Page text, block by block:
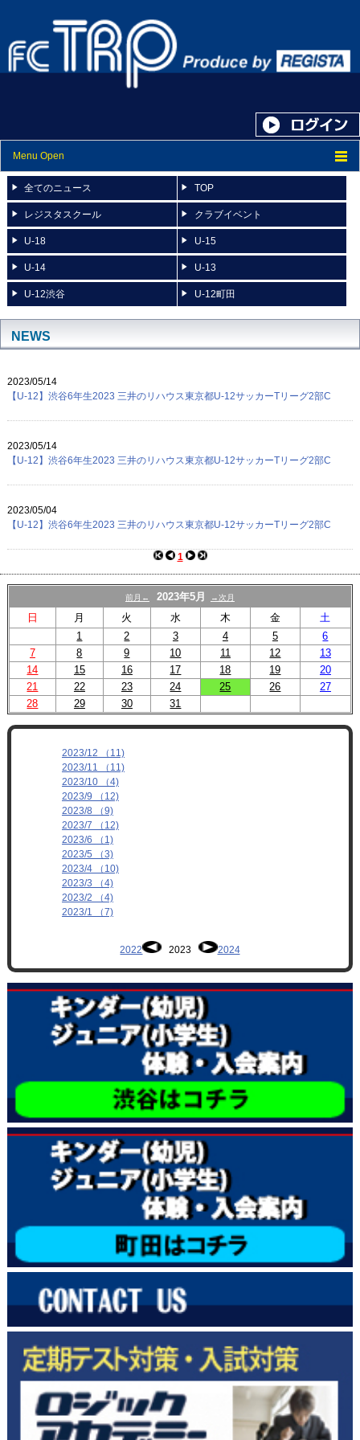
Menu Open
トップ
ニュース
スケジュール
スタッフ紹介
リンク
全てのニュース TOP
レジスタスクール クラブイベント
U-18 U-15
U-14 U-13
U-12渋谷 U-12町田
NEWS
2023/05/14
【U-12】渋谷6年生2023 三井のリハウス東京都U-12サッカーTリーグ2部C
2023/05/14
【U-12】渋谷6年生2023 三井のリハウス東京都U-12サッカーTリーグ2部C
2023/05/04
【U-12】渋谷6年生2023 三井のリハウス東京都U-12サッカーTリーグ2部C
1
前月← 2023年5月 →次月
日 月 火 水 木 金
土
1
2 3 4 5
6
7
8 9 10 11 12
13
14
15 16 17 18 19
20
21
22 23 24 25 26
27
28
29 30 31
2023/12 （11)
2023/11 （11)
2023/10 （4)
2023/9 （12)
2023/8 （9)
2023/7 （12)
2023/6 （1)
2023/5 （3)
2023/4 （10)
2023/3 （4)
2023/2 （4)
2023/1 （7)
2022 2023 2024